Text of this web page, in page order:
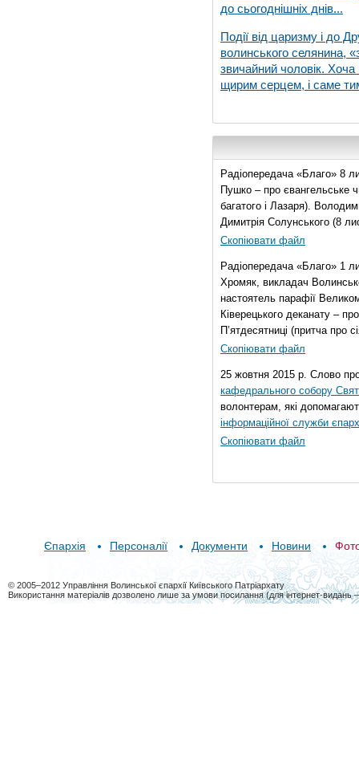
до сьогоднішніх днів...
Події від царизму і до
волинського селянина,
звичайний чоловік. Хоча
щирим серцем, і саме
Радіопередача «Благо» 8
Пушко – про євангельське
багатого і Лазаря).
Димитрія Солунського (8
Скопіювати файл
Радіопередача «Благо» 1
Хромяк, викладач
настоятель парафії
Ківерецького деканату –
П’ятдесятниці (притча про
Скопіювати файл
25 жовтня 2015 р. Слово
кафедрального собору
волонтерам, які
інформаційної служби
Скопіювати файл
Єпархія Персоналії Документи Новини
© 2005–2012 Управління Волинської єпархії Київського Патріархату
Використання матеріалів дозволено лише за умови посилання (для інтернет-видань